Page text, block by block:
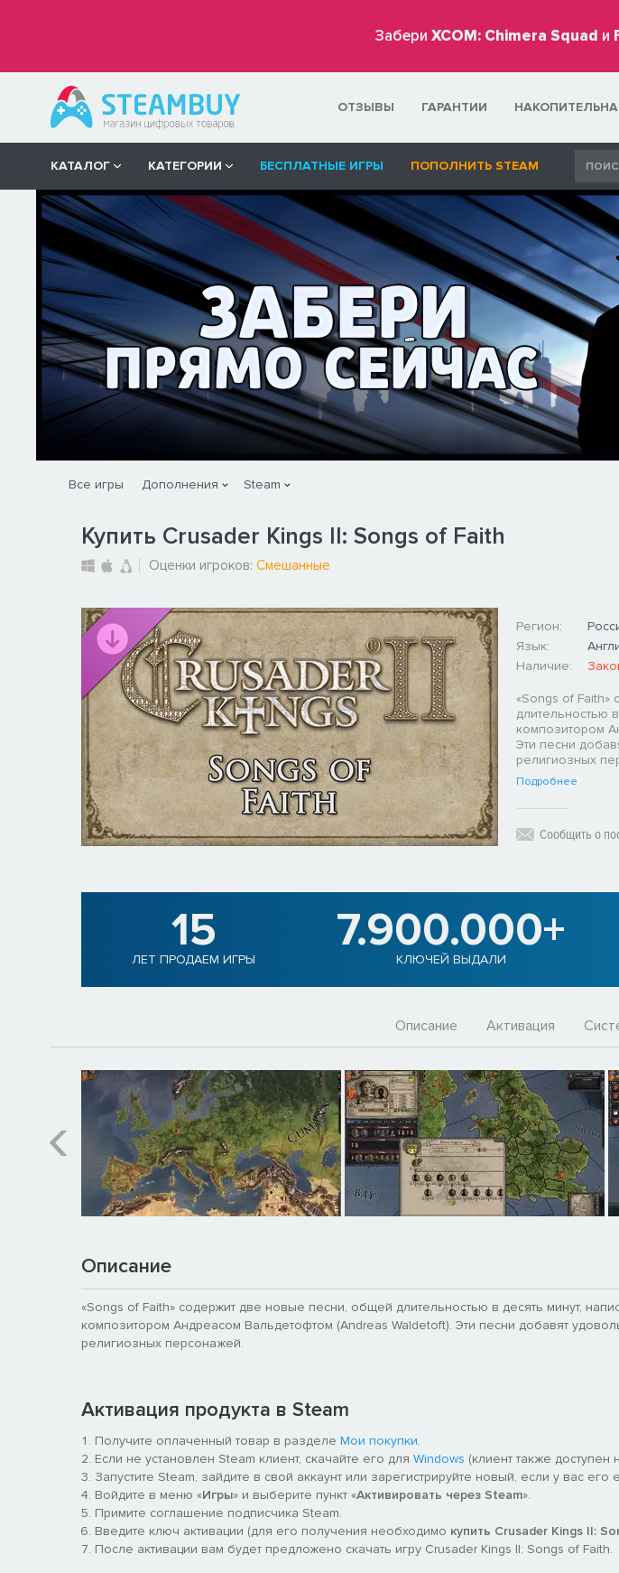
Забери XCOM: Chimera Squad и
ОТЗЫВЫ ГАРАНТИИ
КАТАЛОГ КАТЕГОРИИ БЕСПЛАТНЫЕ ИГРЫ ПОПОЛНИТЬ STEAM
Все игры Дополнения Steam
Купить Crusader Kings II: Songs of Faith
Оценки игроков: Смешанные
Регион:
Язык:
Наличие:
«Songs of
длительностью
композитором
Эти песни
религиозных
Подробнее
Сообщить о
15
ЛЕТ ПРОДАЕМ ИГРЫ
7.900.000+
КЛЮЧЕЙ ВЫДАЛИ
Описание Активация
Описание
«Songs of Faith» содержит две новые песни, общей длительностью в десять минут,
композитором Андреасом Вальдетофтом (Andreas Waldetoft). Эти песни добавят
религиозных персонажей.
Активация продукта в Steam
Получите оплаченный товар в разделе Мои покупки.
Если не установлен Steam клиент, скачайте его для Windows (клиент также доступен
Запустите Steam, зайдите в свой аккаунт или зарегистрируйте новый, если у вас его
Войдите в меню «Игры» и выберите пункт «Активировать через Steam».
Примите соглашение подписчика Steam.
Введите ключ активации (для его получения необходимо купить Crusader Kings II:
После активации вам будет предложено скачать игру Crusader Kings II: Songs of Faith.